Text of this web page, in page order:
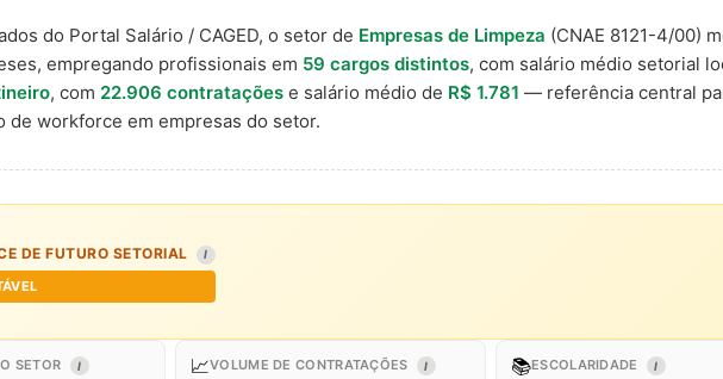
do Portal Salário / CAGED, o setor de Empresas de Limpeza (CNAE 8121-4/00)
empregando profissionais em 59 cargos distintos, com salário médio setorial
, com 22.906 contratações e salário médio de R$ 1.781 — referência central
de workforce em empresas do setor.
DE FUTURO SETORIAL I
SETOR I 📈VOLUME DE CONTRATAÇÕES I 📚ESCOLARIDADE I